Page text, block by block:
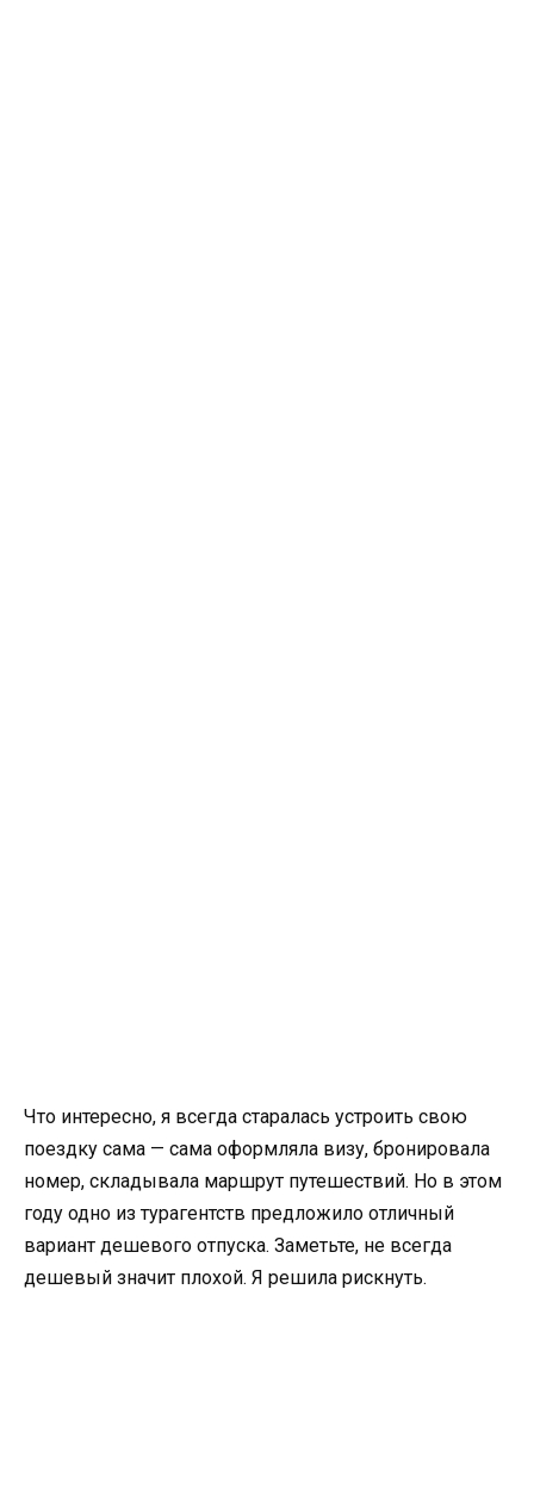
Что интересно, я всегда старалась устроить свою
поездку сама — сама оформляла визу, бронировала
номер, складывала маршрут путешествий. Но в этом
году одно из турагентств предложило отличный
вариант дешевого отпуска. Заметьте, не всегда
дешевый значит плохой. Я решила рискнуть.